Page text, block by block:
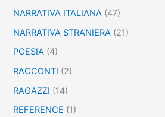
NARRATIVA ITALIANA (47)
NARRATIVA STRANIERA (21)
POESIA (4)
RACCONTI (2)
RAGAZZI (14)
REFERENCE (1)